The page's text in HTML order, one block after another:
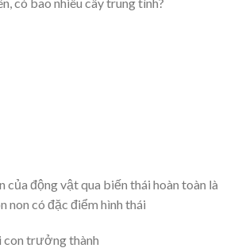
của động vật qua biến thái hoàn toàn là
non có đặc điểm hình thái
con trưởng thành